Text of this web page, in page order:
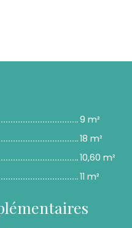
9 m²
18 m²
10,60 m²
11 m²